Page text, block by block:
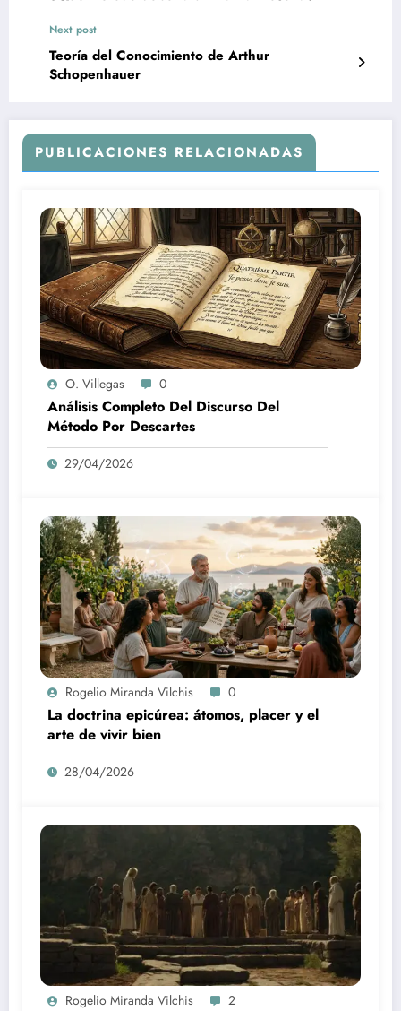
Next post
Teoría del Conocimiento de Arthur
Schopenhauer
PUBLICACIONES RELACIONADAS
O. Villegas 0
Análisis Completo Del Discurso Del
Método Por Descartes
29/04/2026
Rogelio Miranda Vilchis 0
La doctrina epicúrea: átomos, placer y el
arte de vivir bien
28/04/2026
Rogelio Miranda Vilchis 2